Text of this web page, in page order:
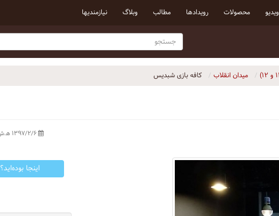
ویدیو محصولات رویداد‌ها مطالب وبلاگ نیازمندیها
میدان انقلاب کافه بازی شبدیس
اینجا بوده‌اید؟